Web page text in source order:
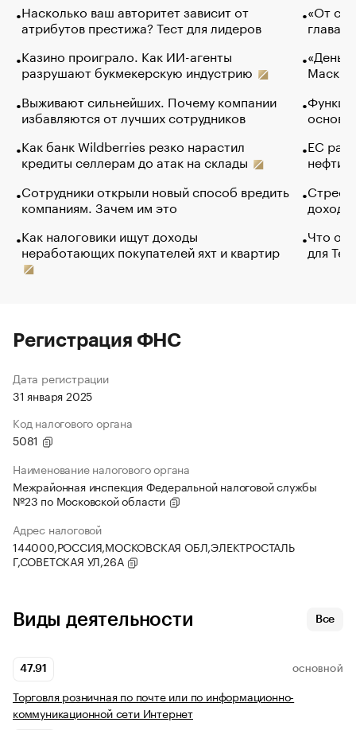
Насколько ваш авторитет зависит от
атрибутов престижа? Тест для лидеров
Казино проиграло. Как ИИ-агенты
разрушают букмекерскую индустрию
Выживают сильнейших. Почему компании
избавляются от лучших сотрудников
Как банк Wildberries резко нарастил
кредиты селлерам до атак на склады
Сотрудники открыли новый способ вредить
компаниям. Зачем им это
Как налоговики ищут доходы
неработающих покупателей яхт и квартир
«От
глава
Маск в
основ
ЕС
нефти
Что
для
Регистрация ФНС
Дата регистрации
31 января 2025
Код налогового органа
5081
Наименование налогового органа
Межрайонная инспекция Федеральной налоговой службы
№23 по Московской области
Адрес налоговой
144000,РОССИЯ,МОСКОВСКАЯ ОБЛ,ЭЛЕКТРОСТАЛЬ
Г,СОВЕТСКАЯ УЛ,26А
Виды деятельности Все
47.91 ОСНОВНОЙ
Торговля розничная по почте или по информационно-
коммуникационной сети Интернет